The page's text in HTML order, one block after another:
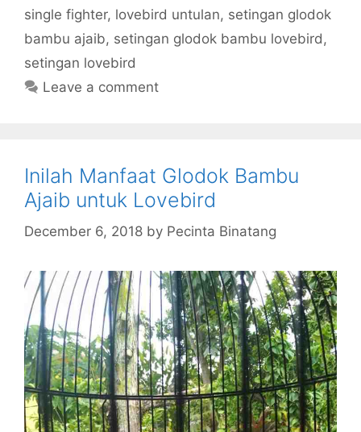
single fighter, lovebird untulan, setingan glodok
bambu ajaib, setingan glodok bambu lovebird,
setingan lovebird
Leave a comment
Inilah Manfaat Glodok Bambu
Ajaib untuk Lovebird
December 6, 2018 by Pecinta Binatang